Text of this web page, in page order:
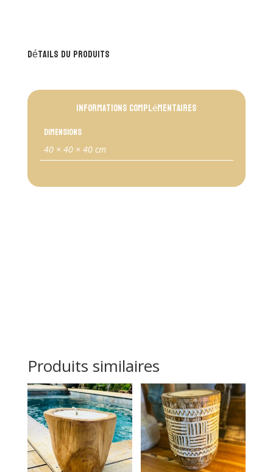
Détails du produits
Informations complémentaires
Dimensions
40 × 40 × 40 cm
Produits similaires